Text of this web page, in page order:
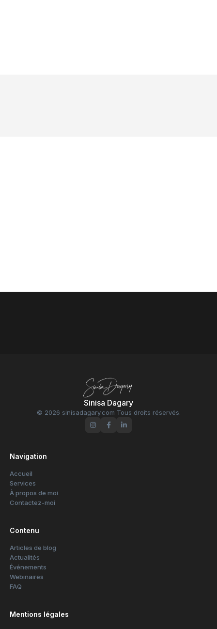
Sinisa Dagary
© 2026 sinisadagary.com Tous droits réservés.
Navigation
Accueil
Services
À propos de moi
Contactez-moi
Contenu
Articles de blog
Actualités
Événements
Webinaires
FAQ
Mentions légales